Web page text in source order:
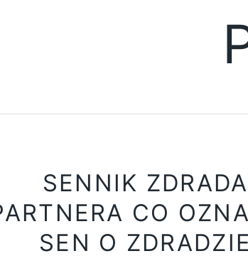
SENNIK ZDRADA
CO
SEN O ZDRADZIE